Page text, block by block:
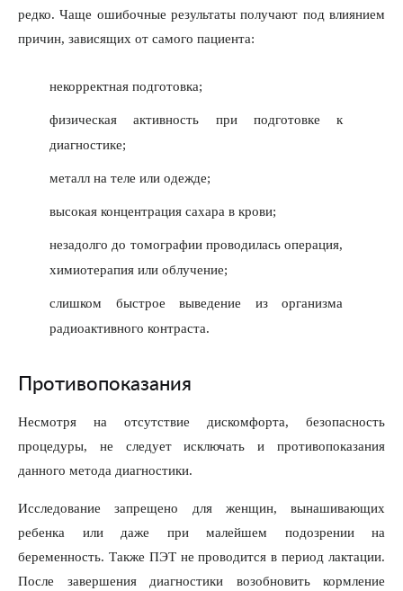
редко. Чаще ошибочные результаты получают под влиянием
причин, зависящих от самого пациента:
некорректная подготовка;
физическая активность при подготовке к
диагностике;
металл на теле или одежде;
высокая концентрация сахара в крови;
незадолго до томографии проводилась операция,
химиотерапия или облучение;
слишком быстрое выведение из организма
радиоактивного контраста.
Противопоказания
Несмотря на отсутствие дискомфорта, безопасность
процедуры, не следует исключать и противопоказания
данного метода диагностики.
Исследование запрещено для женщин, вынашивающих
ребенка или даже при малейшем подозрении на
беременность. Также ПЭТ не проводится в период лактации.
После завершения диагностики возобновить кормление